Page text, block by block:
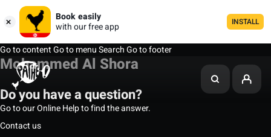
Book easily
with our free app
INSTALL
Go to contentGo to menuSearchGo to footer
Mohammed Al Shora
Do you have a question?
Go to our Online Help to find the answer.
Contact us